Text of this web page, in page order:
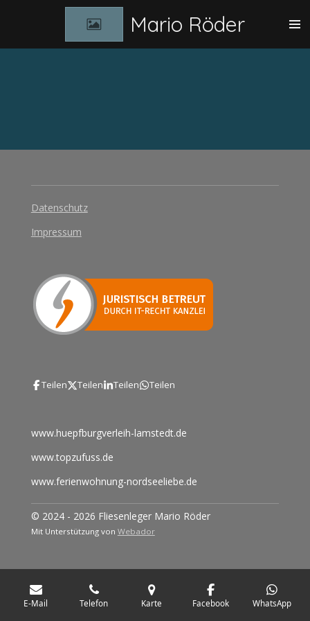
Mario Röder
Datenschutz
Impressum
Teilen Teilen Teilen Teilen
www.huepfburgverleih-lamstedt.de
www.topzufuss.de
www.ferienwohnung-nordseeliebe.de
© 2024 - 2026 Fliesenleger Mario Röder
Mit Unterstützung von Webador
E-Mail Telefon Karte Facebook WhatsApp